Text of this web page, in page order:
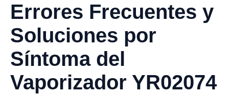
Errores Frecuentes y
Soluciones por
Síntoma del
Vaporizador YR02074